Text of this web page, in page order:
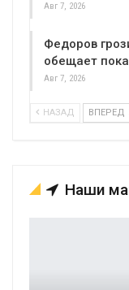
Авг 7, 2026
Федоров
обещает
Авг 7, 2026
НАЗАД ВПЕРЕД
Наши